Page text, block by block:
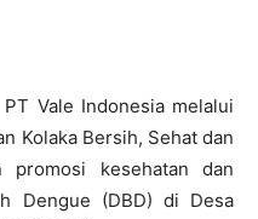
PT Vale Indonesia melalui
Kolaka Bersih, Sehat dan
promosi kesehatan dan
Dengue (DBD) di Desa